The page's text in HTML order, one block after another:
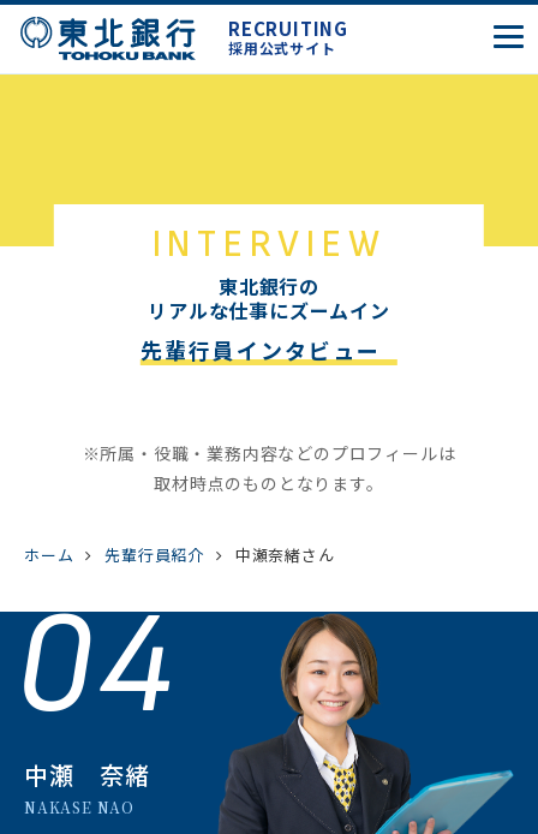
RECRUITING
採用公式サイト
INTERVIEW
東北銀行の
リアルな仕事にズームイン
先輩行員インタビュー
※所属・役職・業務内容などのプロフィールは
取材時点のものとなります。
ホーム 先輩行員紹介 中瀬奈緒さん
04
中瀬 奈緒
NAKASE NAO